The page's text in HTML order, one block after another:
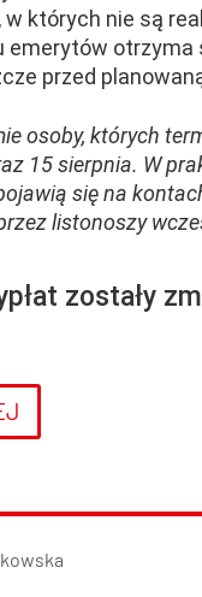
w których nie są
emerytów otrzyma
przed
osoby, których
15 sierpnia. W
się na
listonoszy
zostały